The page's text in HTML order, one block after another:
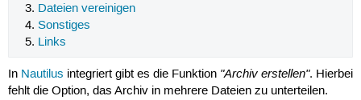
Dateien vereinigen
Sonstiges
Links
In Nautilus integriert gibt es die Funktion "Archiv erstellen". Hierbei
fehlt die Option, das Archiv in mehrere Dateien zu unterteilen.